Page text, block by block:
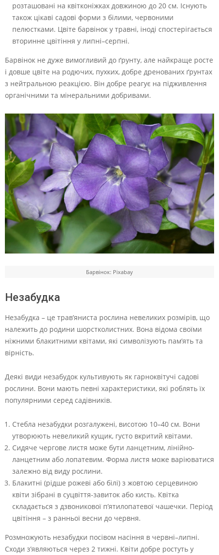
розташовані на квітконіжках довжиною до 20 см. Існують
також цікаві садові форми з білими, червоними
пелюстками. Цвіте барвінок у травні, іноді спостерігається
вторинне цвітіння у липні–серпні.
Барвінок не дуже вимогливий до ґрунту, але найкраще росте
і довше цвіте на родючих, пухких, добре дренованих ґрунтах
з нейтральною реакцією. Він добре реагує на підживлення
органічними та мінеральними добривами.
Барвінок: Pixabay
Незабудка
Незабудка – це трав’яниста рослина невеликих розмірів, що
належить до родини шорстколистних. Вона відома своїми
ніжними блакитними квітами, які символізують пам’ять та
вірність.
Деякі види незабудок культивують як гарноквітучі садові
рослини. Вони мають певні характеристики, які роблять їх
популярними серед садівників.
Стебла незабудки розгалужені, висотою 10–40 см. Вони
утворюють невеликий кущик, густо вкритий квітами.
Сидяче чергове листя може бути ланцетним, лінійно-
ланцетним або лопатевим. Форма листя може варіюватися
залежно від виду рослини.
Блакитні (рідше рожеві або білі) з жовтою серцевиною
квіти зібрані в суцвіття-завиток або кисть. Квітка
складається з дзвоникової п’ятилопатевої чашечки. Період
цвітіння – з ранньої весни до червня.
Розмножують незабудки посівом насіння в червні–липні.
Сходи з’являються через 2 тижні. Квіти добре ростуть у